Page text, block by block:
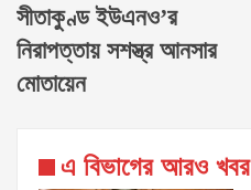
সীতাকুণ্ড ইউএনও’র
নিরাপত্তায় সশস্ত্র আনসার
মোতায়েন
এ বিভাগের আরও খবর